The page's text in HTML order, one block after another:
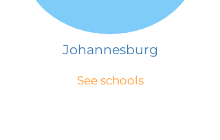
Johannesburg
See schools